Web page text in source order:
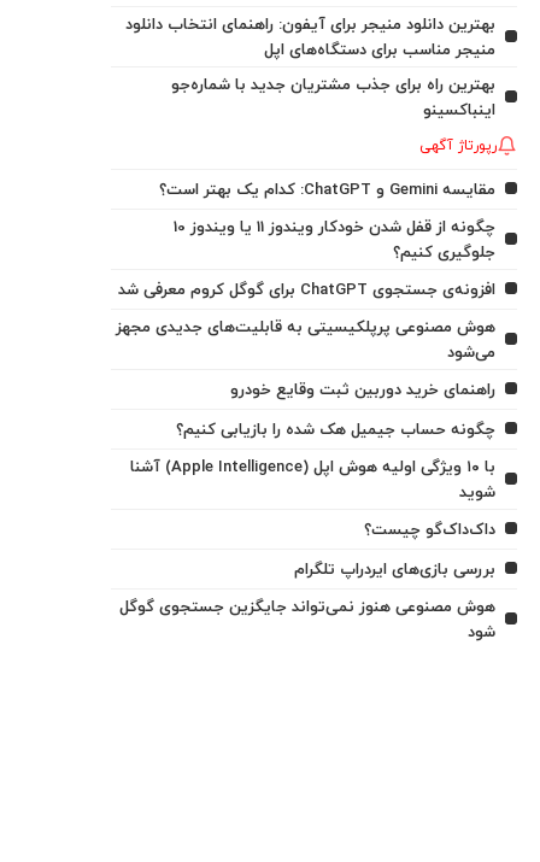
بهترین دانلود منیجر برای آیفون: راهنمای انتخاب دانلود
منیجر مناسب برای دستگاه‌های اپل
بهترین راه برای جذب مشتریان جدید با شماره‌جو
اینباکسینو
رپورتاژ آگهی
مقایسه Gemini و ChatGPT: کدام یک بهتر است؟
چگونه از قفل شدن خودکار ویندوز 11 یا ویندوز 10
جلوگیری کنیم؟
افزونه‌ی جستجوی ChatGPT برای گوگل کروم معرفی شد
هوش مصنوعی پرپلکیسیتی به قابلیت‌های جدیدی مجهز
می‌شود
راهنمای خرید دوربین ثبت وقایع خودرو
چگونه حساب جیمیل هک شده را بازیابی کنیم؟
با ۱۰ ویژگی اولیه هوش اپل (Apple Intelligence) آشنا
شوید
داک‌داک‌گو چیست؟
بررسی بازی‌های ایردراپ تلگرام
هوش مصنوعی هنوز نمی‌تواند جایگزین جستجوی گوگل
شود